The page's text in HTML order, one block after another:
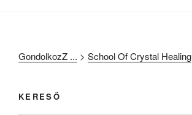
GondolkozZ ... > School Of Crystal Healing
KERESŐ